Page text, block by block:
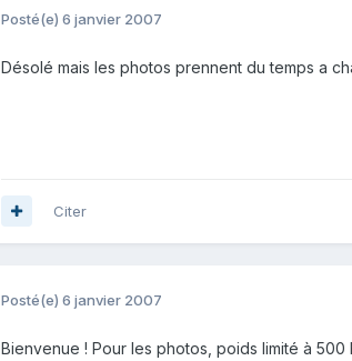
Posté(e) 6 janvier 2007
Désolé mais les photos prennent du temps a
Citer
Posté(e) 6 janvier 2007
Bienvenue ! Pour les photos, poids limité à